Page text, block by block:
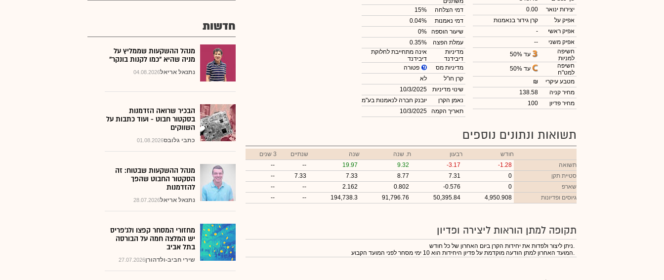
יצירות ינואר
0.00
אפיק על
קרן גידור בנאמנות
אפיק ראשי
-
אפיק משני
--
חשיפה
למניות
עד 50%
חשיפה
למט"ח
עד 50%
מטבע עיקרי
₪
מחיר קניה
138.58
מחיר פדיון
100
דמי הצלחה
15%
דמי נאמנות
0.04%
שיעור הוספה
0%
עמלת הפצה
0.35%
מדיניות
דיבידנד
אינה מתחייבת לחלוקת
דיבידנד
מדיניות מס
פטורה
קרן חו"ל
לא
שינוי מדיניות
10/3/2025
נאמן הקרן
יובנק חברה לנאמנות בע"מ
תאריך הקמה
10/3/2025
תשואות ונתונים נוספים
חודש רבעון ת. שנה שנה שנתיים
3 שנים
תשואה
-1.28
-3.17
9.32
19.97
--
--
סטיית תקן
0
7.31
8.77
7.33
7.33
--
שארפ
0
-0.576
0.802
2.162
--
--
גיוסים ופדיונות
4,950.908
50,395.84
91,796.76
194,738.3
--
--
תקופה למתן הוראות ליצירה ופדיון
ניתן ליצור ולפדות את יחידות הקרן ביום האחרון של כל חודש.
המועד האחרון למתן הודעה מוקדמת על פדיון היחידות הוא 10 ימי מסחר לפני המועד הקבוע.
חדשות
מנהל ההשקעות שממליץ על
מניה שהיא "כמו לקנות בונקר"
04.08.2026נתנאל אריאל
הבכיר שרואה הזדמנות
בסקטור חבוט - ועוד כתבות על
השווקים
01.08.2026כתבי גלובס
מנהל ההשקעות שבטוח: זה
הסקטור החבוט שהפך
להזדמנות
28.07.2026נתנאל אריאל
מחזורי המסחר קפצו ולג'פריס
יש המלצה חמה על הבורסה
בתל אביב
27.07.2026שירי חביב-ולדהורן